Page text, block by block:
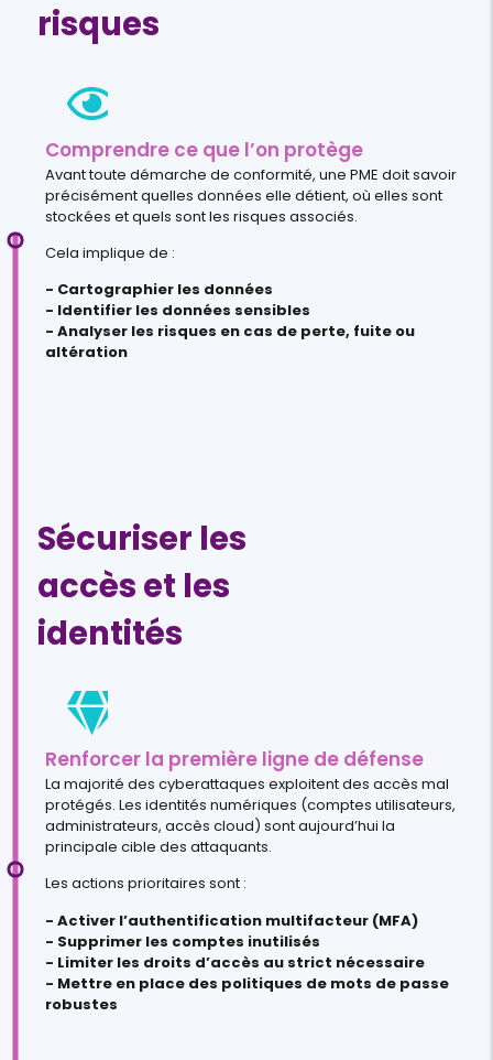
risques
Comprendre ce que l’on protège
Avant toute démarche de conformité, une PME doit savoir
précisément quelles données elle détient, où elles sont
stockées et quels sont les risques associés.
Cela implique de :
- Cartographier les données
- Identifier les données sensibles
- Analyser les risques en cas de perte, fuite ou
altération
Sécuriser les
accès et les
identités
Renforcer la première ligne de défense
La majorité des cyberattaques exploitent des accès mal
protégés. Les identités numériques (comptes utilisateurs,
administrateurs, accès cloud) sont aujourd’hui la
principale cible des attaquants.
Les actions prioritaires sont :
- Activer l’authentification multifacteur (MFA)
- Supprimer les comptes inutilisés
- Limiter les droits d’accès au strict nécessaire
- Mettre en place des politiques de mots de passe
robustes